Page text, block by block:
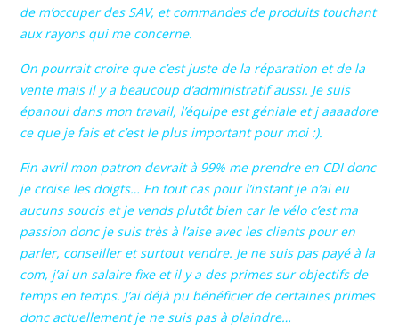
de m’occuper des SAV, et commandes de produits touchant
aux rayons qui me concerne.
On pourrait croire que c’est juste de la réparation et de la
vente mais il y a beaucoup d’administratif aussi. Je suis
épanoui dans mon travail, l’équipe est géniale et j aaaadore
ce que je fais et c’est le plus important pour moi :).
Fin avril mon patron devrait à 99% me prendre en CDI donc
je croise les doigts… En tout cas pour l’instant je n’ai eu
aucuns soucis et je vends plutôt bien car le vélo c’est ma
passion donc je suis très à l’aise avec les clients pour en
parler, conseiller et surtout vendre. Je ne suis pas payé à la
com, j’ai un salaire fixe et il y a des primes sur objectifs de
temps en temps. J’ai déjà pu bénéficier de certaines primes
donc actuellement je ne suis pas à plaindre…